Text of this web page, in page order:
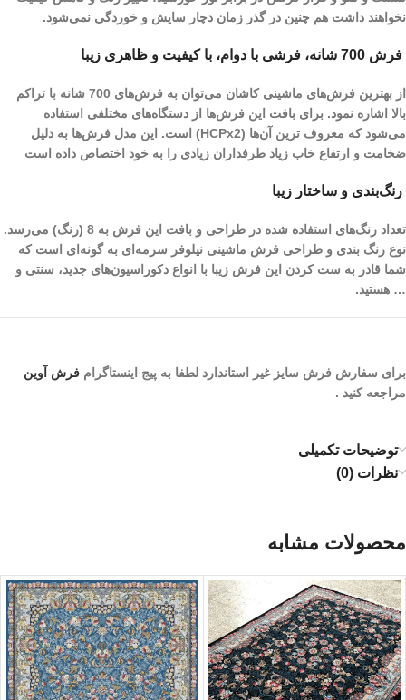
نخواهند داشت هم چنین در گذر زمان دچار سایش و خوردگی نمی‌شود.
فرش 700 شانه، فرشی با دوام، با کیفیت و ظاهری زیبا
از بهترین فرش‌های ماشینی کاشان می‌توان به فرش‌های 700 شانه با تراکم
بالا اشاره نمود. برای بافت این فرش‌ها از دستگاه‌های مختلفی استفاده
می‌شود که معروف ترین آن‌ها (HCPx2) است. این مدل فرش‌ها به دلیل
ضخامت و ارتفاع خاب زیاد طرفداران زیادی را به خود اختصاص داده است
رنگ‌بندی و ساختار زیبا
تعداد رنگ‌های استفاده شده در طراحی و بافت این فرش به 8 (رنگ) می‌رسد.
نوع رنگ بندی و طراحی فرش ماشینی نیلوفر سرمه‌ای به گونه‌ای است که
شما قادر به ست کردن این فرش زیبا با انواع دکوراسیون‌های جدید، سنتی و
… هستید.
برای سفارش فرش سایز غیر استاندارد لطفا به پیج اینستاگرام فرش آوین
مراجعه کنید .
توضیحات تکمیلی
نظرات (0)
محصولات مشابه